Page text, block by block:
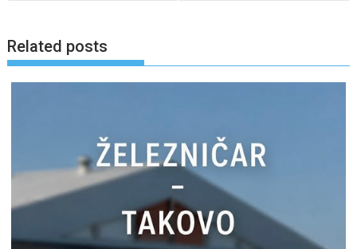
Related posts